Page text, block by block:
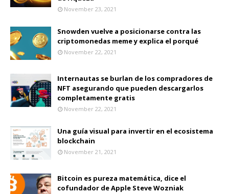
November 23, 2021
Snowden vuelve a posicionarse contra las
criptomonedas meme y explica el porqué
November 22, 2021
Internautas se burlan de los compradores de
NFT asegurando que pueden descargarlos
completamente gratis
November 22, 2021
Una guía visual para invertir en el ecosistema
blockchain
November 21, 2021
Bitcoin es pureza matemática, dice el
cofundador de Apple Steve Wozniak